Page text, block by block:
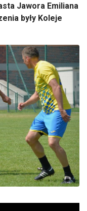
Jawora Emiliana
były Koleje